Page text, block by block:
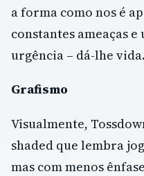
a forma como nos é
constantes ameaças
urgência – dá-lhe vida.
Grafismo
Visualmente,
shaded que lembra
mas com menos